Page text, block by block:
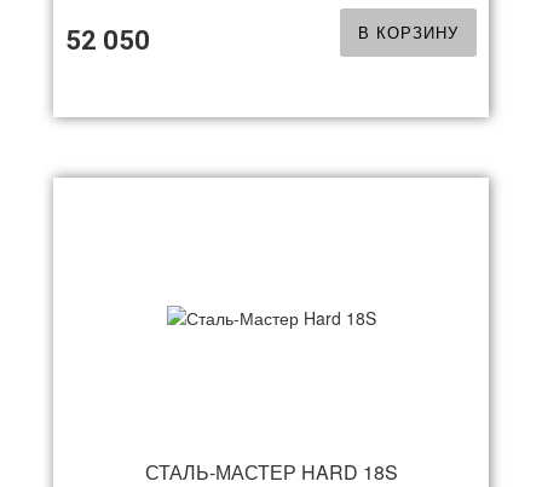
52 050 В КОРЗИНУ
СТАЛЬ-МАСТЕР HARD 18S